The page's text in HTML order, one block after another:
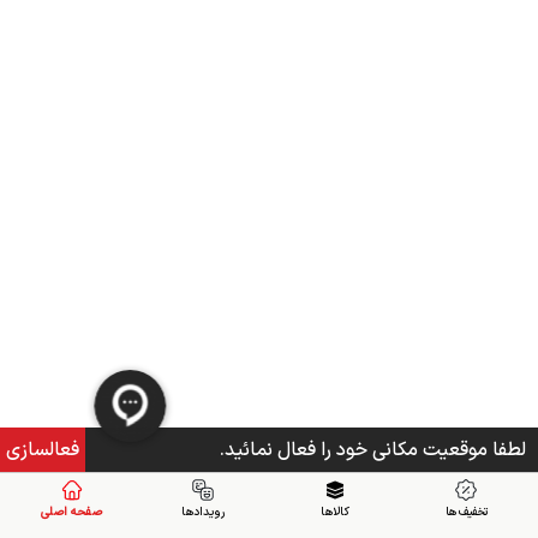
لطفا موقعیت مکانی خود را فعال نمائید. فعالسازی
تخفیف ها کالاها رویدادها صفحه اصلی